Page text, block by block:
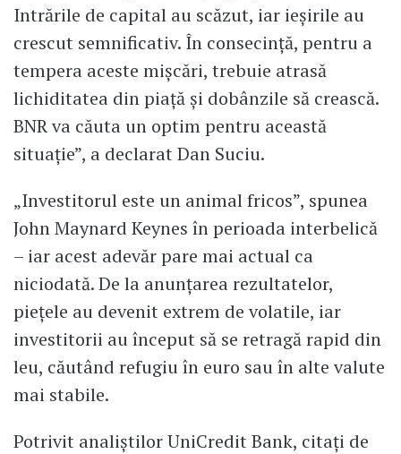
Intrările de capital au scăzut, iar ieșirile au
crescut semnificativ. În consecință, pentru a
tempera aceste mișcări, trebuie atrasă
lichiditatea din piață și dobânzile să crească.
BNR va căuta un optim pentru această
situație”, a declarat Dan Suciu.
„Investitorul este un animal fricos”, spunea
John Maynard Keynes în perioada interbelică
– iar acest adevăr pare mai actual ca
niciodată. De la anunțarea rezultatelor,
piețele au devenit extrem de volatile, iar
investitorii au început să se retragă rapid din
leu, căutând refugiu în euro sau în alte valute
mai stabile.
Potrivit analiștilor UniCredit Bank, citați de